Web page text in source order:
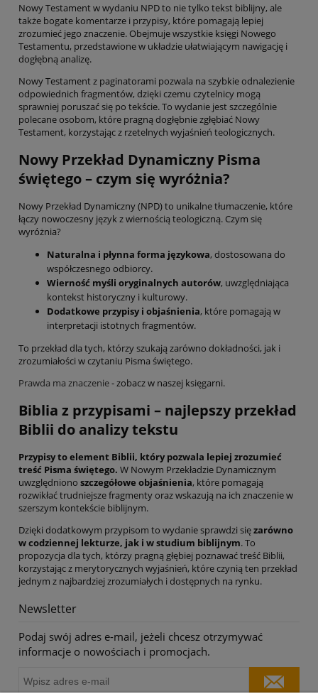
Nowy Testament w wydaniu NPD to nie tylko tekst biblijny, ale
także bogate komentarze i przypisy, które pomagają lepiej
zrozumieć jego znaczenie. Obejmuje wszystkie księgi Nowego
Testamentu, przedstawione w układzie ułatwiającym nawigację i
dogłębną analizę.
Nowy Testament z paginatorami pozwala na szybkie odnalezienie
odpowiednich fragmentów, dzięki czemu czytelnicy mogą
sprawniej poruszać się po tekście. To wydanie jest szczególnie
polecane osobom, które pragną dogłębnie zgłębiać Nowy
Testament, korzystając z rzetelnych wyjaśnień teologicznych.
Nowy Przekład Dynamiczny Pisma
świętego – czym się wyróżnia?
Nowy Przekład Dynamiczny (NPD) to unikalne tłumaczenie, które
łączy nowoczesny język z wiernością teologiczną. Czym się
wyróżnia?
Naturalna i płynna forma językowa, dostosowana do
współczesnego odbiorcy.
Wierność myśli oryginalnych autorów, uwzględniająca
kontekst historyczny i kulturowy.
Dodatkowe przypisy i objaśnienia, które pomagają w
interpretacji istotnych fragmentów.
To przekład dla tych, którzy szukają zarówno dokładności, jak i
zrozumiałości w czytaniu Pisma świętego.
Prawda ma znaczenie- zobacz w naszej księgarni.
Biblia z przypisami – najlepszy przekład
Biblii do analizy tekstu
Przypisy to element Biblii, który pozwala lepiej zrozumieć
treść Pisma świętego. W Nowym Przekładzie Dynamicznym
uwzględniono szczegółowe objaśnienia, które pomagają
rozwikłać trudniejsze fragmenty oraz wskazują na ich znaczenie w
szerszym kontekście biblijnym.
Dzięki dodatkowym przypisom to wydanie sprawdzi sięzarówno
w codziennej lekturze, jak i w studium biblijnym. To
propozycja dla tych, którzy pragną głębiej poznawać treść Biblii,
korzystając z merytorycznych wyjaśnień, które czynią ten przekład
jednym z najbardziej zrozumiałych i dostępnych na rynku.
Newsletter
Podaj swój adres e-mail, jeżeli chcesz otrzymywać
informacje o nowościach i promocjach.